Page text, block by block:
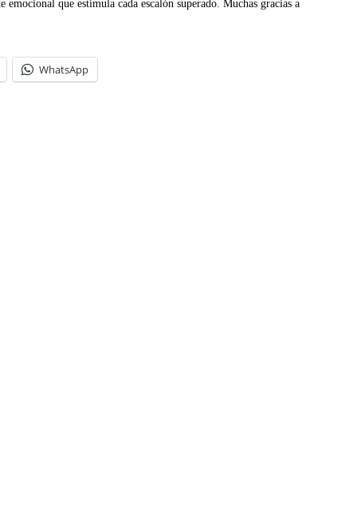
que estimula cada escalón superado. Muchas gracias a
WhatsApp